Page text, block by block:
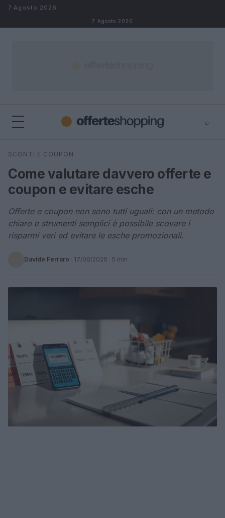
Salta al contenuto
7 Agosto 2026
7 Agosto 2026
⌕
Cerca
SCONTI E COUPON
Come valutare davvero offerte e
coupon e evitare esche
Offerte e coupon non sono tutti uguali: con un metodo
chiaro e strumenti semplici è possibile scovare i
risparmi veri ed evitare le esche promozionali.
Davide Ferraro · 17/06/2026 · 5 min